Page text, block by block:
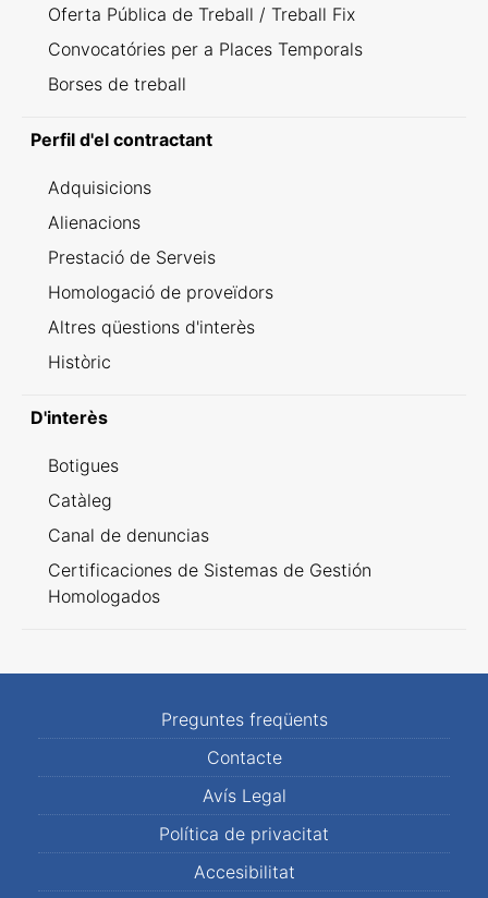
Oferta Pública de Treball / Treball Fix
Convocatóries per a Places Temporals
Borses de treball
Perfil d'el contractant
Adquisicions
Alienacions
Prestació de Serveis
Homologació de proveïdors
Altres qüestions d'interès
Històric
D'interès
Botigues
Catàleg
Canal de denuncias
Certificaciones de Sistemas de Gestión
Homologados
Preguntes freqüents
Contacte
Avís Legal
Política de privacitat
Accesibilitat